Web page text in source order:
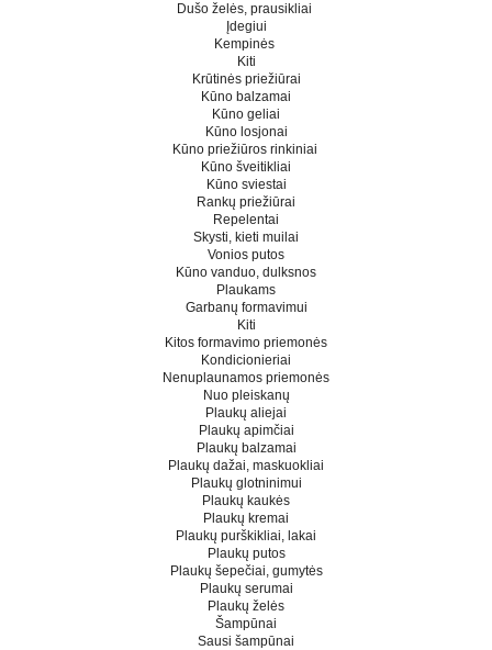
Dušo želės, prausikliai
Įdegiui
Kempinės
Kiti
Krūtinės priežiūrai
Kūno balzamai
Kūno geliai
Kūno losjonai
Kūno priežiūros rinkiniai
Kūno šveitikliai
Kūno sviestai
Rankų priežiūrai
Repelentai
Skysti, kieti muilai
Vonios putos
Kūno vanduo, dulksnos
Plaukams
Garbanų formavimui
Kiti
Kitos formavimo priemonės
Kondicionieriai
Nenuplaunamos priemonės
Nuo pleiskanų
Plaukų aliejai
Plaukų apimčiai
Plaukų balzamai
Plaukų dažai, maskuokliai
Plaukų glotninimui
Plaukų kaukės
Plaukų kremai
Plaukų purškikliai, lakai
Plaukų putos
Plaukų šepečiai, gumytės
Plaukų serumai
Plaukų želės
Šampūnai
Sausi šampūnai